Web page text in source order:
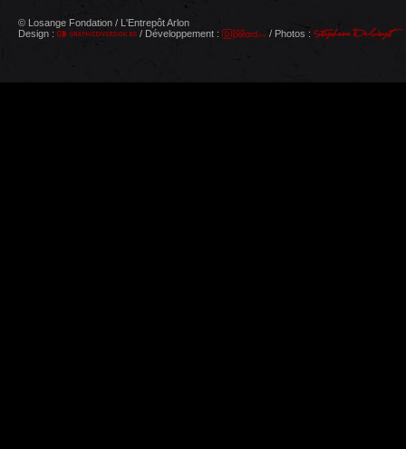
© Losange Fondation / L'Entrepôt Arlon
Design :
/ Développement : / Photos :